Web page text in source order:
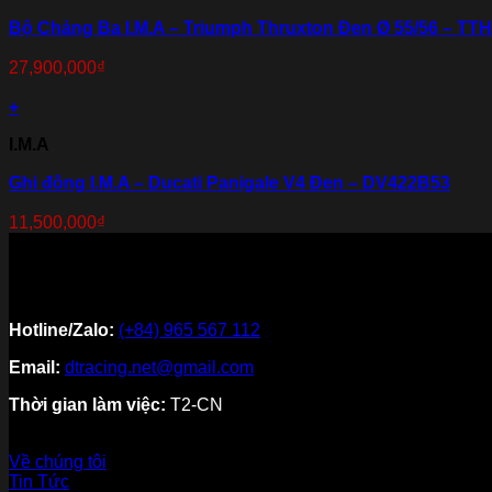
Bộ Chảng Ba I.M.A – Triumph Thruxton Đen Ø 55/56 –
27,900,000₫
+
I.M.A
Ghi đông I.M.A – Ducati Panigale V4 Đen – DV422B53
11,500,000₫
Hotline/Zalo: (+84) 965 567 112
Email: dtracing.net@gmail.com
Thời gian làm việc: T2-CN
Về chúng tôi
Tin Tức